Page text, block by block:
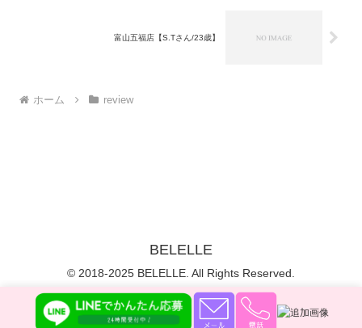
富山五福店【S.Tさん/23歳】
ホーム review
BELELLE
© 2018-2025 BELELLE. All Rights Reserved.